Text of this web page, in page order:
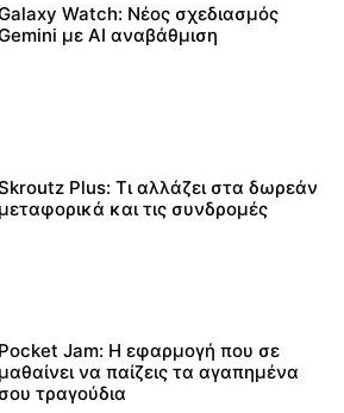
Watch: Νέος σχεδιασμός
με AI αναβάθμιση
Plus: Τι αλλάζει στα δωρεάν
μεταφορικά και τις συνδρομές
Pocket Jam: Η εφαρμογή που σε
μαθαίνει να παίζεις τα αγαπημένα
σου τραγούδια